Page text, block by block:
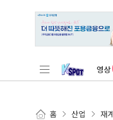
영상
홈 산업 재